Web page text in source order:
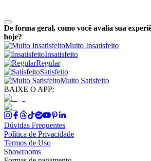
De forma geral, como você avalia sua
hoje?
Muito Insatisfeito
Insatisfeito
Regular
Satisfeito
Muito Satisfeito
BAIXE O APP:
Dúvidas Frequentes
Política de Privacidade
Termos de Uso
Showrooms